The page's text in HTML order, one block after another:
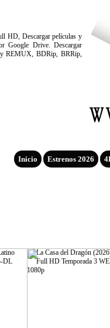
HD, Descargar películas y
Google Drive. Descargar
REMUX, BDRip, BRRip,
Inicio Estrenos 2026